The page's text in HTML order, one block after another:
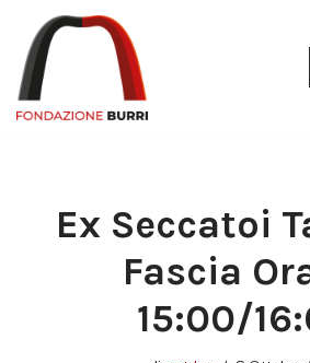
Vai
al
contenuto
Ex Seccatoi
Fascia
15:00/